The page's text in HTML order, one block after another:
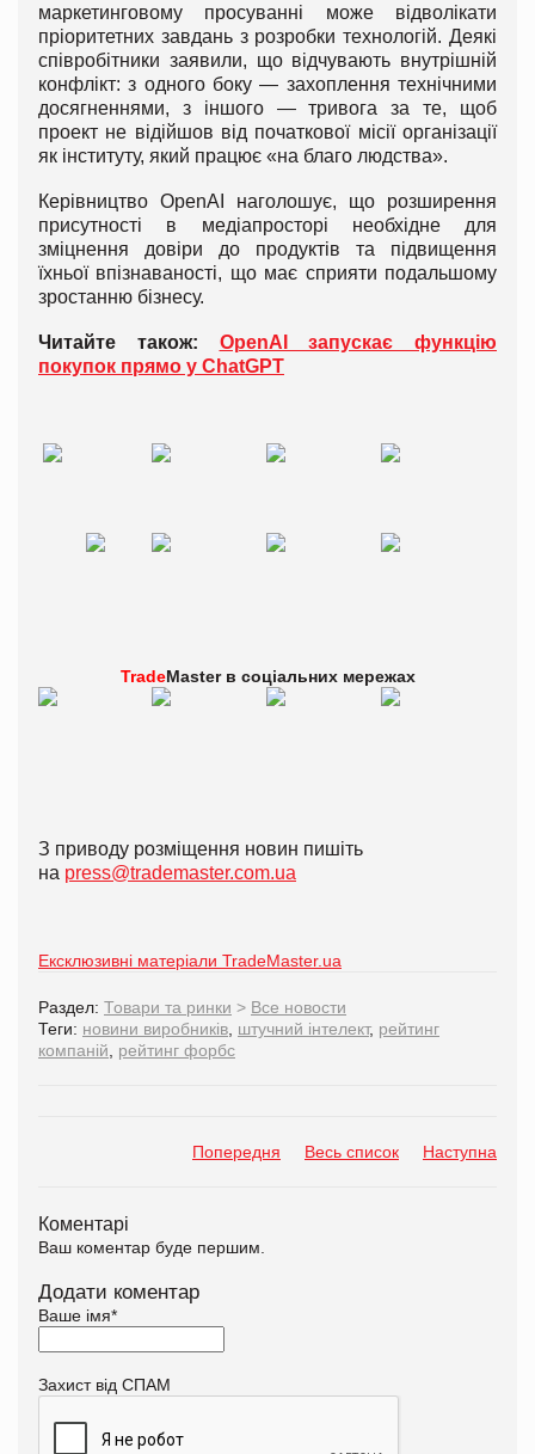
маркетинговому просуванні може відволікати
пріоритетних завдань з розробки технологій. Деякі
співробітники заявили, що відчувають внутрішній
конфлікт: з одного боку — захоплення технічними
досягненнями, з іншого — тривога за те, щоб
проект не відійшов від початкової місії організації
як інституту, який працює «на благо людства».
Керівництво OpenAI наголошує, що розширення
присутності в медіапросторі необхідне для
зміцнення довіри до продуктів та підвищення
їхньої впізнаваності, що має сприяти подальшому
зростанню бізнесу.
Читайте також: OpenAI запускає функцію
покупок прямо у ChatGPT
TradeMaster в соціальних мережах
З приводу розміщення новин пишіть
на press@trademaster.com.ua
Ексклюзивні матеріали TradeMaster.ua
Раздел: Товари та ринки > Все новости
Теги: новини виробників штучний інтелект, рейтинг
компаній
рейтинг форбс
Попередня Весь список Наступна
Коментарі
Ваш коментар буде першим.
Додати коментар
Ваше імя*
Захист від СПАМ